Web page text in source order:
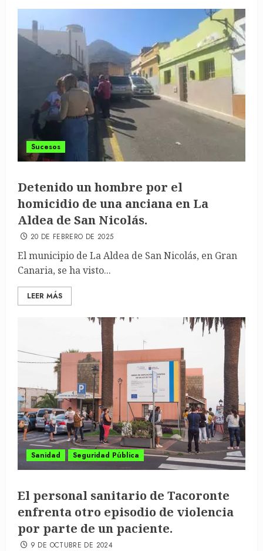
Sucesos
Detenido un hombre por el
homicidio de una anciana en La
Aldea de San Nicolás.
20 DE FEBRERO DE 2025
El municipio de La Aldea de San Nicolás, en Gran
Canaria, se ha visto...
LEER MÁS
Sanidad Seguridad Pública
El personal sanitario de Tacoronte
enfrenta otro episodio de violencia
por parte de un paciente.
9 DE OCTUBRE DE 2024